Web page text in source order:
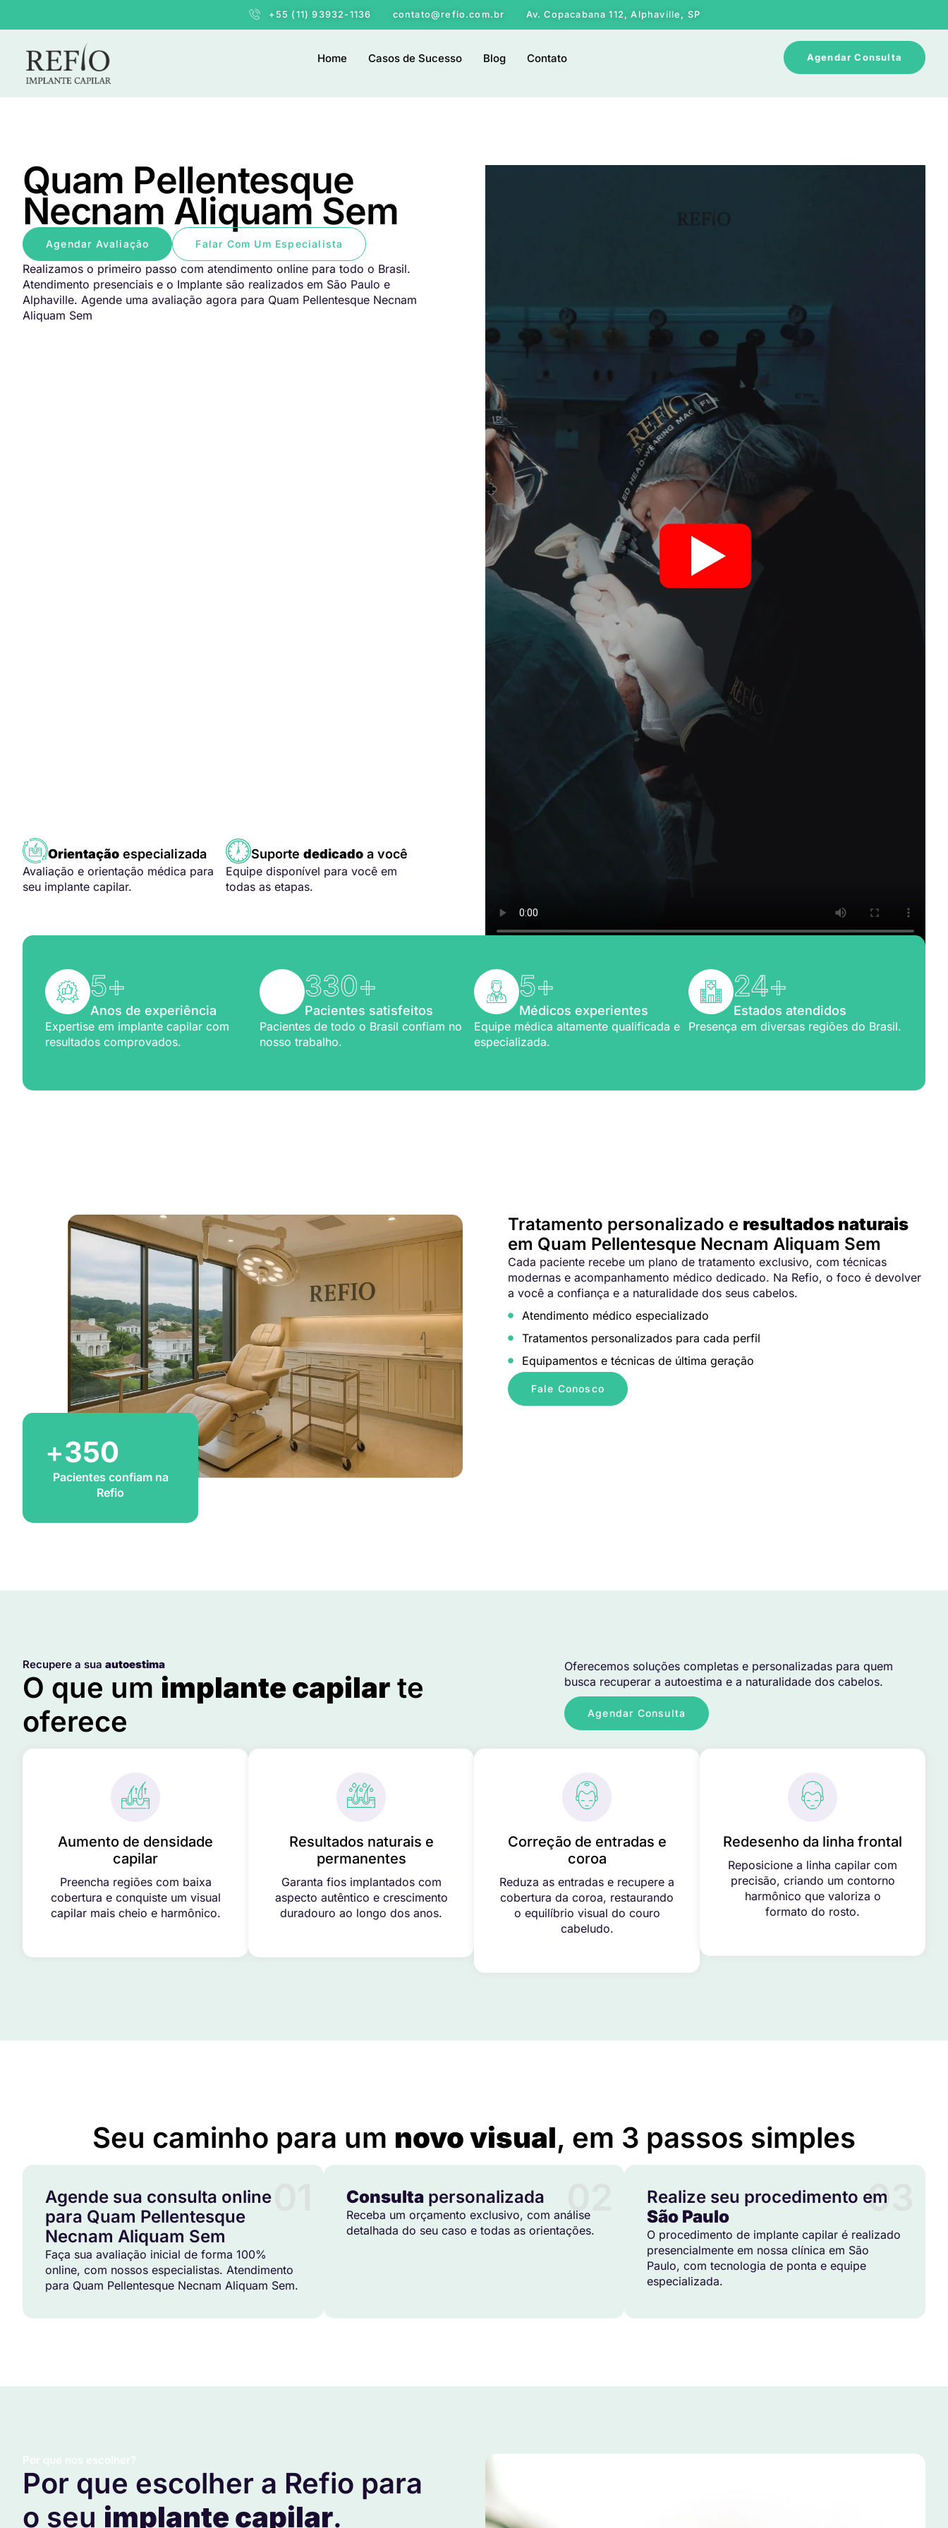
+55 (11) 93932-1136 contato@refio.com.br Av. Copacabana 112, Alphaville, SP
Home Casos de Sucesso Blog Contato Agendar Consulta
Quam Pellentesque
Necnam Aliquam Sem
Agendar Avaliação Falar Com Um Especialista
Realizamos o primeiro passo com atendimento online para todo o Brasil.
Atendimento presenciais e o Implante são realizados em São Paulo e
Alphaville. Agende uma avaliação agora para Quam Pellentesque Necnam
Aliquam Sem
Orientação especializada
Avaliação e orientação médica para
seu implante capilar.
Suporte dedicado a você
Equipe disponível para você em
todas as etapas.
5+
Anos de experiência
Expertise em implante capilar com
resultados comprovados.
330+
Pacientes satisfeitos
Pacientes de todo o Brasil confiam no
nosso trabalho.
5+
Médicos experientes
Equipe médica altamente qualificada e
especializada.
24+
Estados atendidos
Presença em diversas regiões do Brasil.
+350
Pacientes confiam na
Refio
Tratamento personalizado e resultados naturais
em Quam Pellentesque Necnam Aliquam Sem
Cada paciente recebe um plano de tratamento exclusivo, com técnicas
modernas e acompanhamento médico dedicado. Na Refio, o foco é devolver
a você a confiança e a naturalidade dos seus cabelos.
Atendimento médico especializado
Tratamentos personalizados para cada perfil
Equipamentos e técnicas de última geração
Fale Conosco
Recupere a sua autoestima
O que um implante capilar te
oferece
Oferecemos soluções completas e personalizadas para quem
busca recuperar a autoestima e a naturalidade dos cabelos.
Agendar Consulta
Aumento de densidade
capilar
Preencha regiões com baixa
cobertura e conquiste um visual
capilar mais cheio e harmônico.
Resultados naturais e
permanentes
Garanta fios implantados com
aspecto autêntico e crescimento
duradouro ao longo dos anos.
Correção de entradas e
coroa
Reduza as entradas e recupere a
cobertura da coroa, restaurando
o equilíbrio visual do couro
cabeludo.
Redesenho da linha frontal
Reposicione a linha capilar com
precisão, criando um contorno
harmônico que valoriza o
formato do rosto.
Seu caminho para um novo visual, em 3 passos simples
Agende sua consulta online
para Quam Pellentesque
Necnam Aliquam Sem
Faça sua avaliação inicial de forma 100%
online, com nossos especialistas. Atendimento
para Quam Pellentesque Necnam Aliquam Sem.
02
Consultapersonalizada
Receba um orçamento exclusivo, com análise
detalhada do seu caso e todas as orientações.
03
Realize seu procedimento em
São Paulo
O procedimento de implante capilar é realizado
presencialmente em nossa clínica em São
Paulo, com tecnologia de ponta e equipe
especializada.
Por que nos escolher?
Por que escolher a Refio para
o seu implante capilar.